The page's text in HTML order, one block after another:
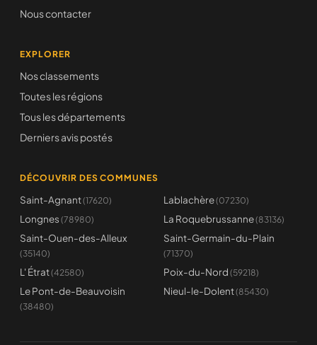
Nous contacter
EXPLORER
Nos classements
Toutes les régions
Tous les départements
Derniers avis postés
DÉCOUVRIR DES COMMUNES
Saint-Agnant(17620) Lablachère(07230)
Longnes (78980) La Roquebrussanne(83136)
Saint-Ouen-des-Alleux
(35140)
Saint-Germain-du-Plain
(71370)
L' Étrat(42580) Poix-du-Nord (59218)
Le Pont-de-Beauvoisin
(38480)
Nieul-le-Dolent(85430)